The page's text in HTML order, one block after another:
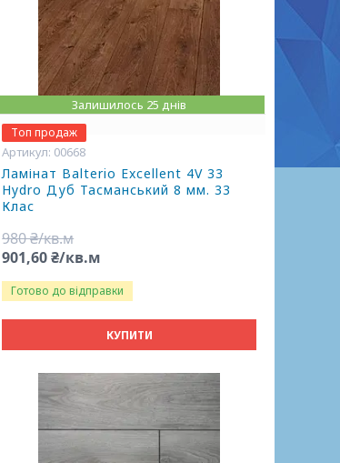
Залишилось 25 днів
Топ продаж
00668
Ламінат Balterio Excellent 4V 33
Hydro Дуб Тасманський 8 мм. 33
Клас
980 ₴/кв.м
901,60 ₴/кв.м
Готово до відправки
КУПИТИ